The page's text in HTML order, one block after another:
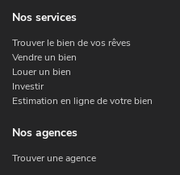
Nos services
Trouver le bien de vos rêves
Vendre un bien
Louer un bien
Investir
Estimation en ligne de votre bien
Nos agences
Trouver une agence